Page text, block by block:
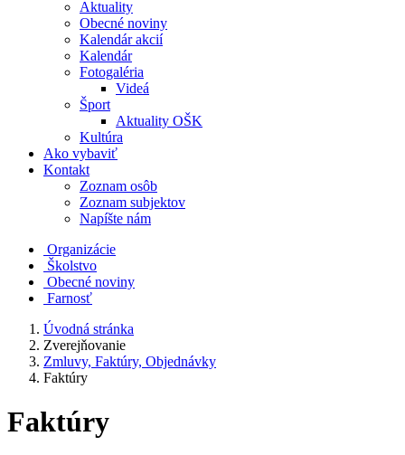
Aktuality
Obecné noviny
Kalendár akcií
Kalendár
Fotogaléria
Videá
Šport
Aktuality OŠK
Kultúra
Ako vybaviť
Kontakt
Zoznam osôb
Zoznam subjektov
Napíšte nám
Organizácie
Školstvo
Obecné noviny
Farnosť
Úvodná stránka
Zverejňovanie
Zmluvy, Faktúry, Objednávky
Faktúry
Faktúry